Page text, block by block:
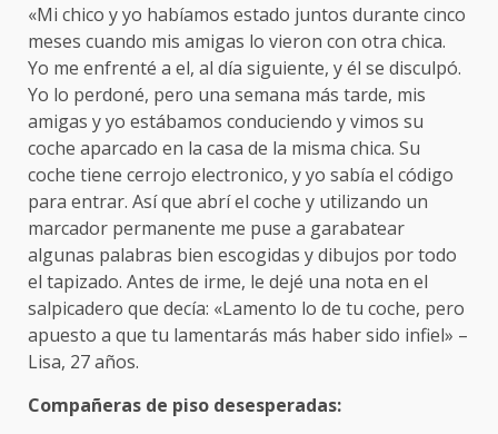
«Mi chico y yo habíamos estado juntos durante cinco
meses cuando mis amigas lo vieron con otra chica.
Yo me enfrenté a el, al día siguiente, y él se disculpó.
Yo lo perdoné, pero una semana más tarde, mis
amigas y yo estábamos conduciendo y vimos su
coche aparcado en la casa de la misma chica. Su
coche tiene cerrojo electronico, y yo sabía el código
para entrar. Así que abrí el coche y utilizando un
marcador permanente me puse a garabatear
algunas palabras bien escogidas y dibujos por todo
el tapizado. Antes de irme, le dejé una nota en el
salpicadero que decía: «Lamento lo de tu coche, pero
apuesto a que tu lamentarás más haber sido infiel» –
Lisa, 27 años.
Compañeras de piso desesperadas: